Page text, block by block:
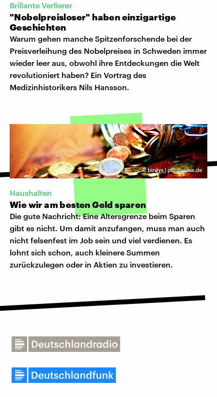
Brillante Verlierer
"Nobelpreisloser" haben einzigartige
Geschichten
Warum gehen manche Spitzenforschende bei der
Preisverleihung des Nobelpreises in Schweden immer
wieder leer aus, obwohl ihre Entdeckungen die Welt
revolutioniert haben? Ein Vortrag des
Medizinhistorikers Nils Hansson.
©birdys | photocase.de
Haushalten
Wie wir am besten Geld sparen
Die gute Nachricht: Eine Altersgrenze beim Sparen
gibt es nicht. Um damit anzufangen, muss man auch
nicht felsenfest im Job sein und viel verdienen. Es
lohnt sich schon, auch kleinere Summen
zurückzulegen oder in Aktien zu investieren.